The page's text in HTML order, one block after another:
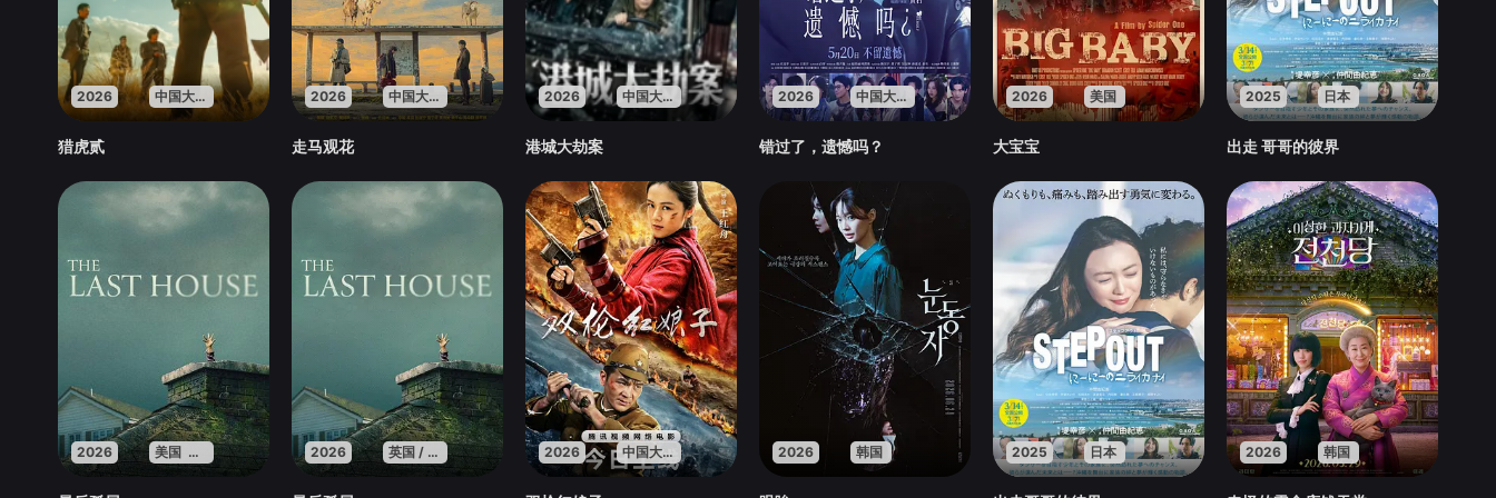
2026 中国大陆
猎虎贰
2026 中国大陆
走马观花
2026 中国大陆
港城大劫案
2026 中国大陆
错过了，遗憾吗？
2026 美国
大宝宝
2025 日本
出走 哥哥的彼界
2026 美国 英国 法国 2026 英国 / 法国 / 美国 2026 中国大陆 2026 韩国 2025 日本 2026 韩国